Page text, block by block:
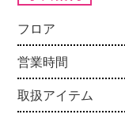
フロア
営業時間
取扱アイテム